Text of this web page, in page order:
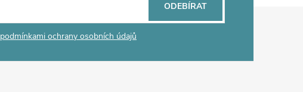
podmínkami ochrany osobních údajů
ODEBÍRAT